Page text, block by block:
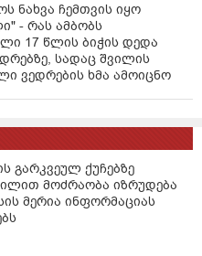
ნახვა ჩემთვის იყო
- რას ამბობს
17 წლის ბიჭის დედა
სადაც შვილის
ვედრების ხმა ამოიცნო
გარკვეულ ქუჩებზე
მოძრაობა იზრუდება
მერია ინფორმაციას